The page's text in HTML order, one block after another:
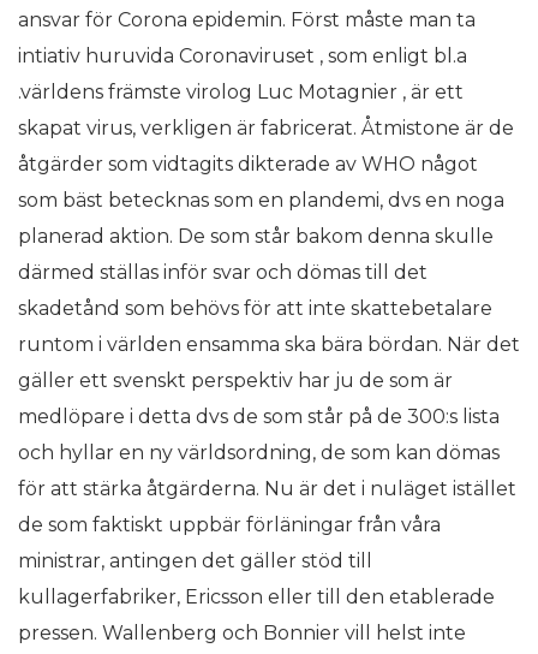
ansvar för Corona epidemin. Först måste man ta
intiativ huruvida Coronaviruset , som enligt bl.a
.världens främste virolog Luc Motagnier , är ett
skapat virus, verkligen är fabricerat. Åtmistone är de
åtgärder som vidtagits dikterade av WHO något
som bäst betecknas som en plandemi, dvs en noga
planerad aktion. De som står bakom denna skulle
därmed ställas inför svar och dömas till det
skadetånd som behövs för att inte skattebetalare
runtom i världen ensamma ska bära bördan. När det
gäller ett svenskt perspektiv har ju de som är
medlöpare i detta dvs de som står på de 300:s lista
och hyllar en ny världsordning, de som kan dömas
för att stärka åtgärderna. Nu är det i nuläget istället
de som faktiskt uppbär förläningar från våra
ministrar, antingen det gäller stöd till
kullagerfabriker, Ericsson eller till den etablerade
pressen. Wallenberg och Bonnier vill helst inte